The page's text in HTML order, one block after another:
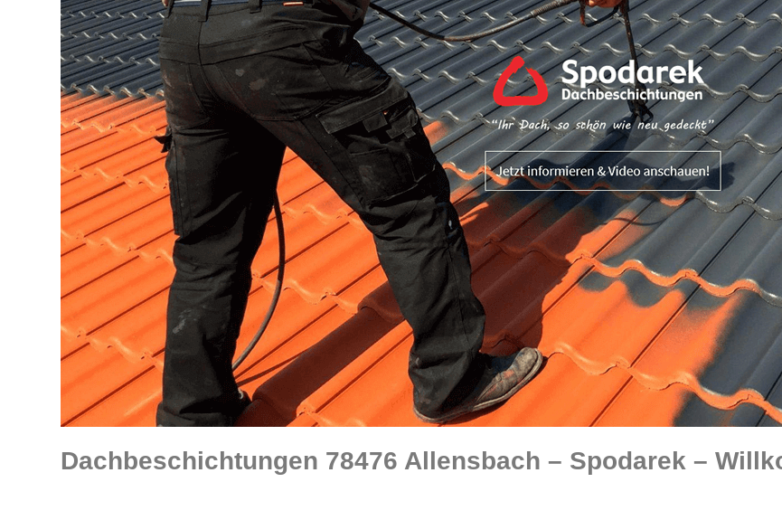
Dachbeschichtungen 78476 Allensbach – Spodarek –